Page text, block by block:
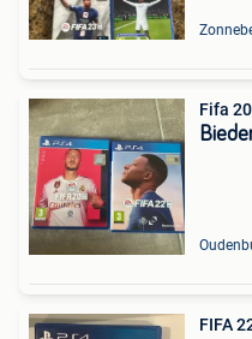
Fifa
FIFA